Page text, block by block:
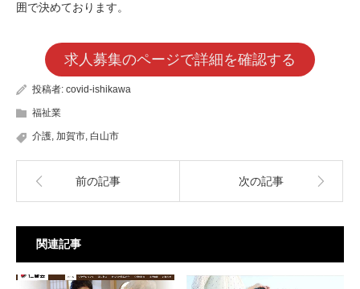
囲で決めております。
求人募集のページで詳細を確認する
投稿者: covid-ishikawa
福祉業
介護, 加賀市, 白山市
前の記事 次の記事
関連記事